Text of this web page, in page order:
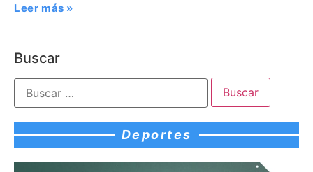
Leer más »
Buscar
Deportes